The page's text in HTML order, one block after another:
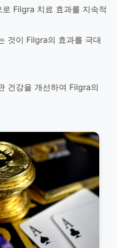
Filgra 치료 효과를 지속적
것이 Filgra의 효과를 극대
건강을 개선하여 Filgra의